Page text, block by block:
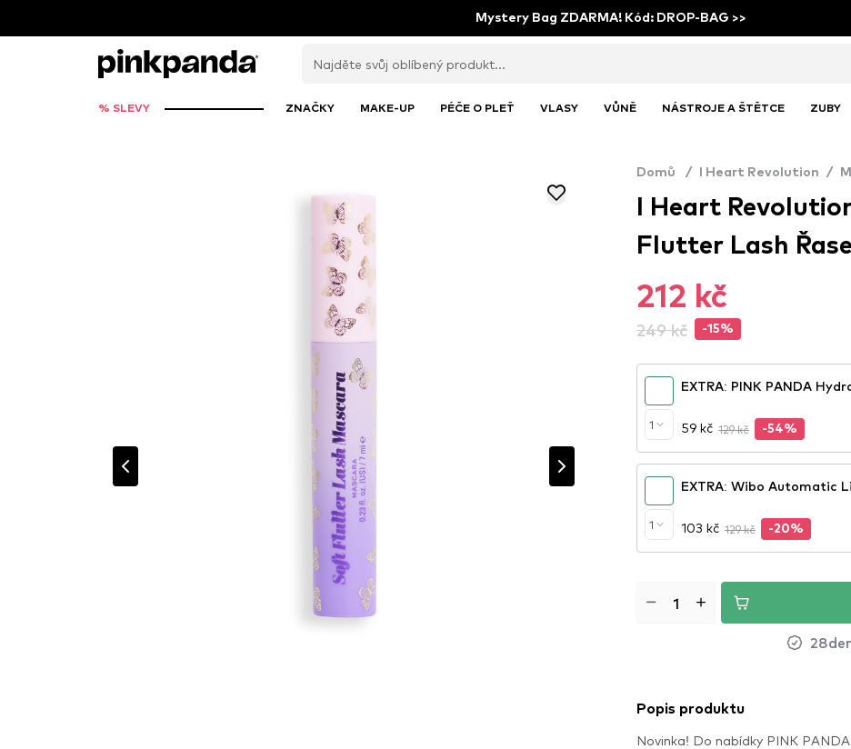
Mystery Bag ZDARMA! Kód: DROP-BAG >>
% SLEVY ZNAČKY MAKE-UP PÉČE O PLEŤ VLASY VŮNĚ NÁSTROJE A ŠTĚTCE ZUBY
Domů / I Heart Revolution /
I Heart
Flutter Lash
212 kč
249 kč -15%
1
EXTRA: PINK PANDA
59 kč 129 kč -54%
1
EXTRA: Wibo Automatic
103 kč 129 kč -20%
Popis produktu
Novinka! Do nabídky PINK